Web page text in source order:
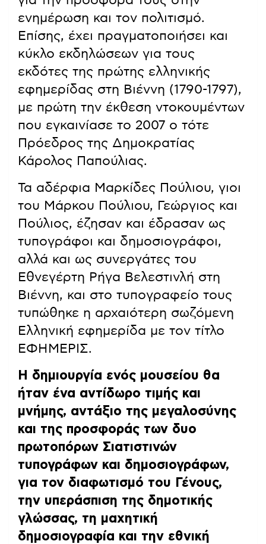
ενημέρωση και τον πολιτισμό.
Επίσης, έχει πραγματοποιήσει και
κύκλο εκδηλώσεων για τους
εκδότες της πρώτης ελληνικής
εφημερίδας στη Βιέννη (1790-1797),
με πρώτη την έκθεση ντοκουμέντων
που εγκαινίασε το 2007 ο τότε
Πρόεδρος της Δημοκρατίας
Κάρολος Παπούλιας.
Τα αδέρφια Μαρκίδες Πούλιου, γιοι
του Μάρκου Πούλιου, Γεώργιος και
Πούλιος, έζησαν και έδρασαν ως
τυπογράφοι και δημοσιογράφοι,
αλλά και ως συνεργάτες του
Εθνεγέρτη Ρήγα Βελεστινλή στη
Βιέννη, και στο τυπογραφείο τους
τυπώθηκε η αρχαιότερη σωζόμενη
Ελληνική εφημερίδα με τον τίτλο
ΕΦΗΜΕΡΙΣ.
Η δημιουργία ενός μουσείου θα
ήταν ένα αντίδωρο τιμής και
μνήμης, αντάξιο της μεγαλοσύνης
και της προσφοράς των δυο
πρωτοπόρων Σιατιστινών
τυπογράφων και δημοσιογράφων,
για τον διαφωτισμό του Γένους,
την υπεράσπιση της δημοτικής
γλώσσας, τη μαχητική
δημοσιογραφία και την εθνική